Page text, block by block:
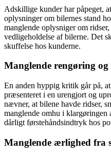
Adskillige kunder har påpeget,
oplysninger om bilernes stand
manglende oplysniger om
vedligeholdelse af bilerne. Det
skuffelse hos kunderne.
Manglende rengøring
En anden hyppig kritik går på,
præsenteret i en urengjort og
nævner, at bilene havde ridser,
manglende omhu i klargøringen
dårligt førstehåndsindtryk hos
Manglende ærlighed fra